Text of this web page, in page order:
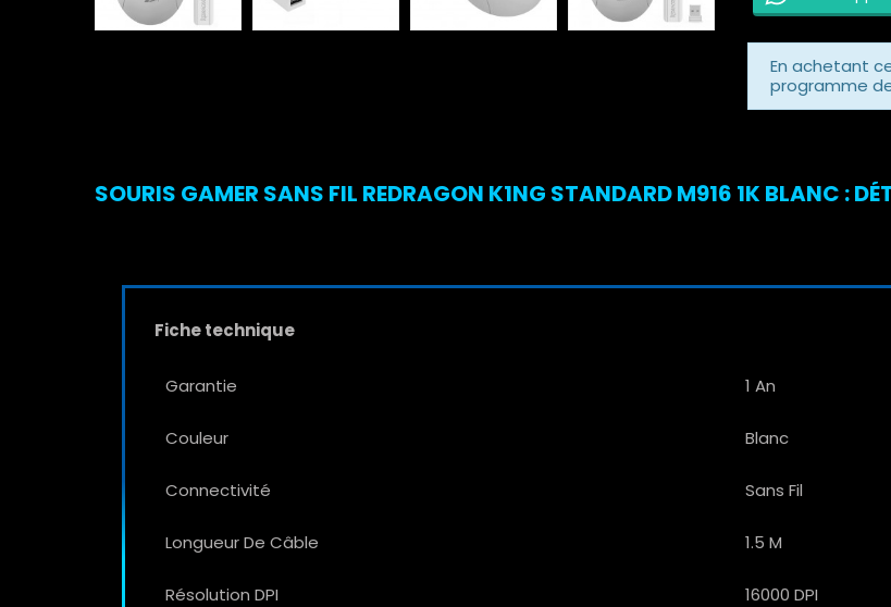
En achetant
programme
SOURIS GAMER SANS FIL REDRAGON K1NG STANDARD M916 1K BLANC :
Fiche technique
Garantie 1 An
Couleur Blanc
Connectivité Sans Fil
Longueur De Câble 1.5 M
Résolution DPI 16000 DPI